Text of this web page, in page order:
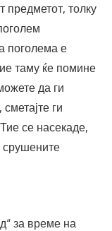
предметот, толку
поголема е
таму ќе помине
да ги
ги
се насекаде,
за време на